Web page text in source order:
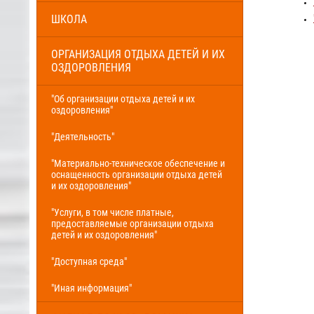
ШКОЛА
ОРГАНИЗАЦИЯ ОТДЫХА ДЕТЕЙ И ИХ
ОЗДОРОВЛЕНИЯ
"Об организации отдыха детей и их
оздоровления"
"Деятельность"
"Материально-техническое обеспечение и
оснащенность организации отдыха детей
и их оздоровления"
"Услуги, в том числе платные,
предоставляемые организации отдыха
детей и их оздоровления"
"Доступная среда"
"Иная информация"